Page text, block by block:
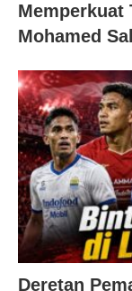
Memperkuat
Mohamed
Deretan